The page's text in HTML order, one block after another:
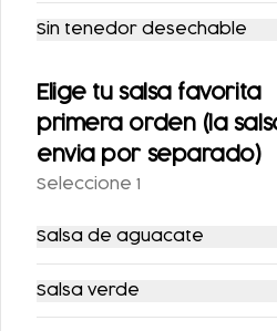
TOSTADA (INCLUYE
UNA PORCIÓN DE
SALSA)
$71.00
Sin tenedor desechable
Elige tu salsa favorita
primera orden (la
envia por separado)
Seleccione 1
Salsa de aguacate
Salsa verde